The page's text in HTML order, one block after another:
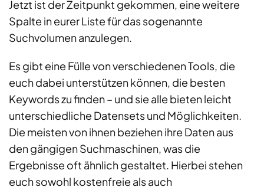
Jetzt ist der Zeitpunkt gekommen, eine weitere
Spalte in eurer Liste für das sogenannte
Suchvolumen anzulegen.
Es gibt eine Fülle von verschiedenen Tools, die
euch dabei unterstützen können, die besten
Keywords zu finden – und sie alle bieten leicht
unterschiedliche Datensets und Möglichkeiten.
Die meisten von ihnen beziehen ihre Daten aus
den gängigen Suchmaschinen, was die
Ergebnisse oft ähnlich gestaltet. Hierbei stehen
euch sowohl kostenfreie als auch